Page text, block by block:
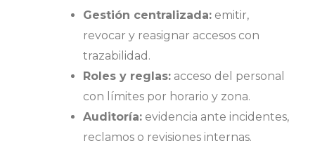
Gestión centralizada: emitir,
revocar y reasignar accesos con
trazabilidad.
Roles y reglas: acceso del personal
con límites por horario y zona.
Auditoría: evidencia ante incidentes,
reclamos o revisiones internas.